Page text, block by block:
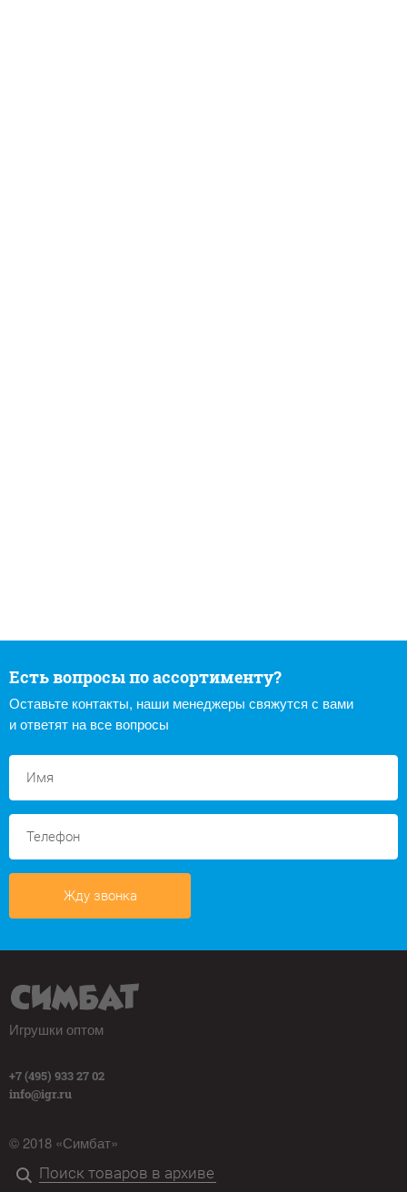
Есть вопросы по ассортименту?
Оставьте контакты, наши менеджеры свяжутся с вами
и ответят на все вопросы
Жду звонка
Игрушки оптом
+7 (495) 933 27 02
info@igr.ru
© 2018 «Симбат»